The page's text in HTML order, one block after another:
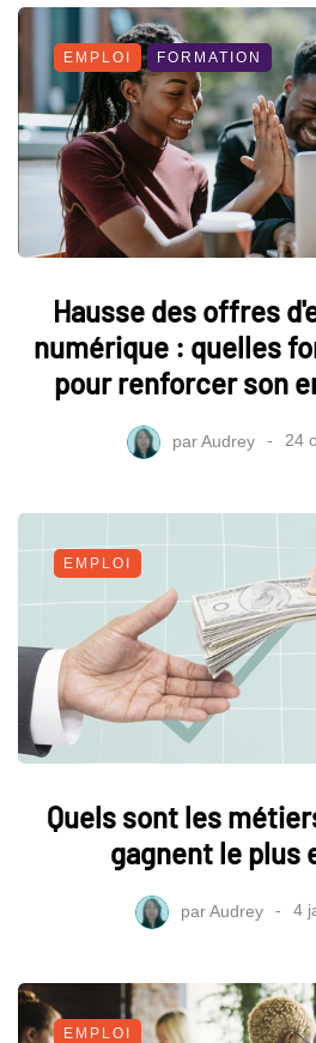
EMPLOI FORMATION
Hausse des offres
numérique : quelles
pour renforcer son
parAudrey 24
EMPLOI
Quels sont les
gagnent le plus
parAudrey 4
EMPLOI